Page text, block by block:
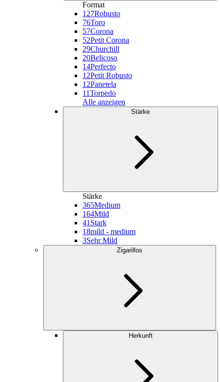
Format
127Robusto
76Toro
57Corona
52Petit Corona
29Churchill
20Belicoso
14Perfecto
12Petit Robusto
12Panetela
11Torpedo
Alle anzeigen
Stärke
Stärke
365Medium
164Mild
41 Stark
18mild - medium
3Sehr Mild
Zigarillos
Herkunft